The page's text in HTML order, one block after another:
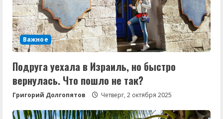
Важное
Подруга уехала в Израиль, но быстро
вернулась. Что пошло не так?
Григорий Долгопятов Четверг, 2 октября 2025